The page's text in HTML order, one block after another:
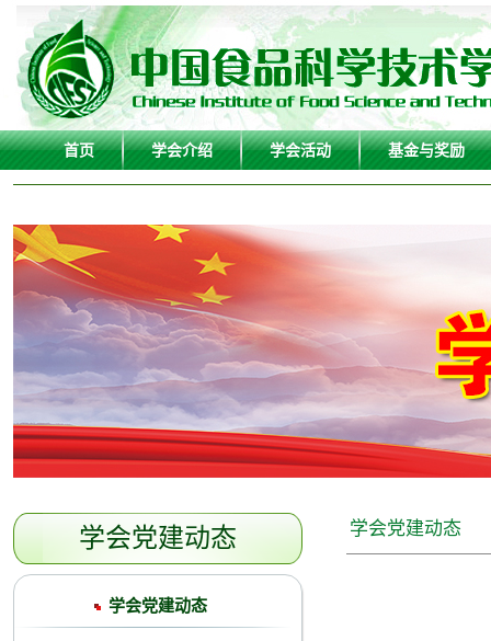
首页 学会介绍 学会活动 基金与奖励
学会党建动态
学会党建动态
学会党建动态